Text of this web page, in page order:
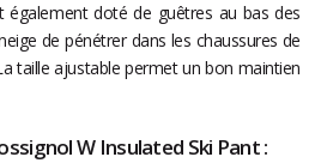
également doté de guêtres au bas des
de pénétrer dans les chaussures de
taille ajustable permet un bon maintien
W Insulated Ski Pant :